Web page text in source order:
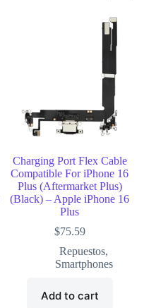
Charging Port Flex Cable
Compatible For iPhone 16
Plus (Aftermarket Plus)
(Black) – Apple iPhone 16
Plus
$75.59
Repuestos,
Smartphones
Add to cart